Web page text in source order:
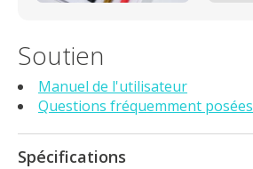
Soutien
Manuel de l'utilisateur
Questions fréquemment posées
Spécifications